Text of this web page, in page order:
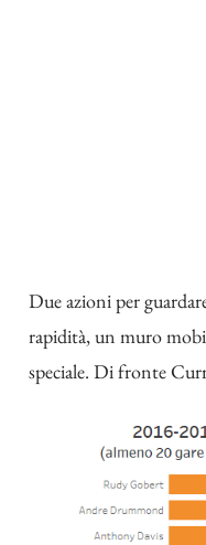
Due azioni per
rapidità, un muro
speciale. Di fronte